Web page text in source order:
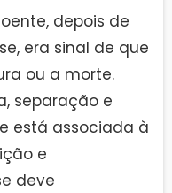
depois de
era sinal de que
ou a morte.
separação e
está associada à
e
deve